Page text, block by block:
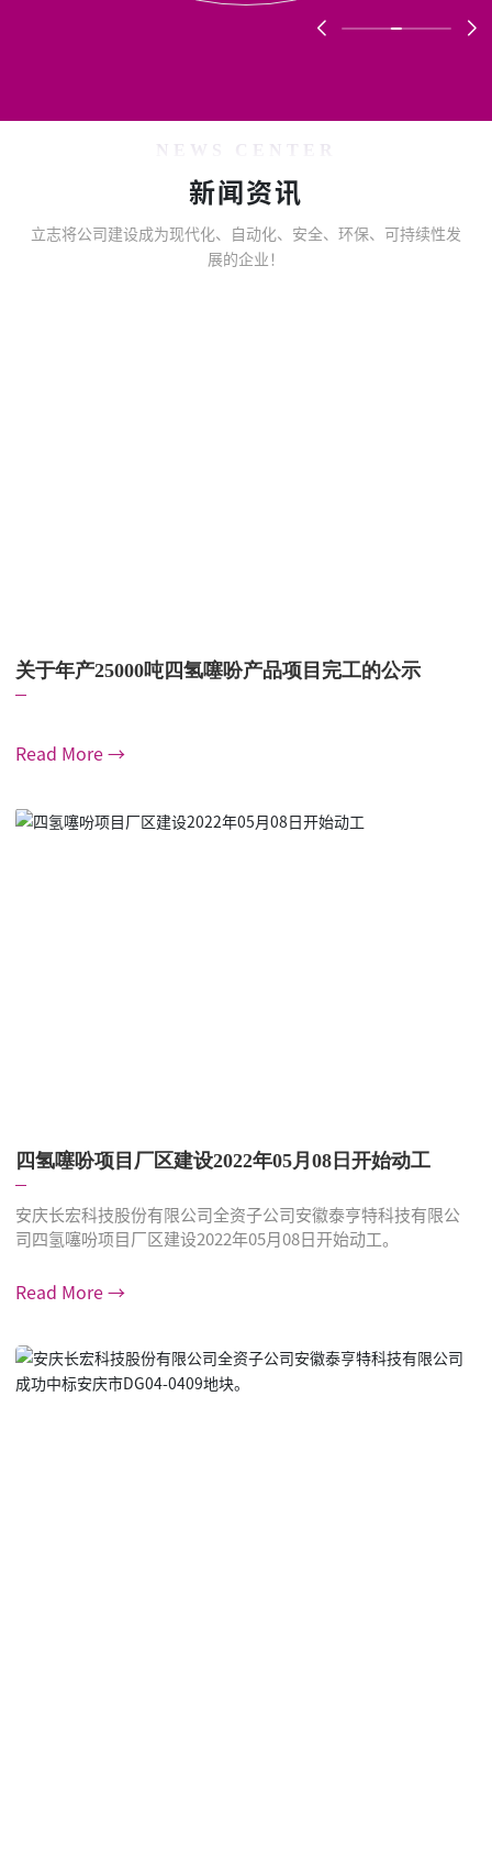
NEWS CENTER
新闻资讯
立志将公司建设成为现代化、自动化、安全、环保、可持续性发
展的企业！
关于年产25000吨四氢噻吩产品项目完工的公示
Read More →
四氢噻吩项目厂区建设2022年05月08日开始动工
安庆长宏科技股份有限公司全资子公司安徽泰亨特科技有限公
司四氢噻吩项目厂区建设2022年05月08日开始动工。
Read More →